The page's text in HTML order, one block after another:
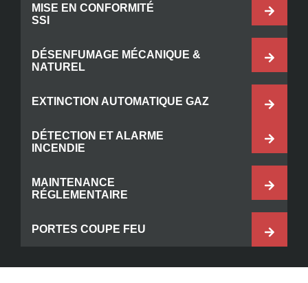
MISE EN CONFORMITÉ
SSI
DÉSENFUMAGE MÉCANIQUE &
NATUREL
EXTINCTION AUTOMATIQUE GAZ
DÉTECTION ET ALARME
INCENDIE
MAINTENANCE
RÉGLEMENTAIRE
PORTES COUPE FEU